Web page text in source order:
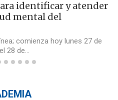
identificar y atender
mental del
comienza hoy lunes 27 de
28 de…